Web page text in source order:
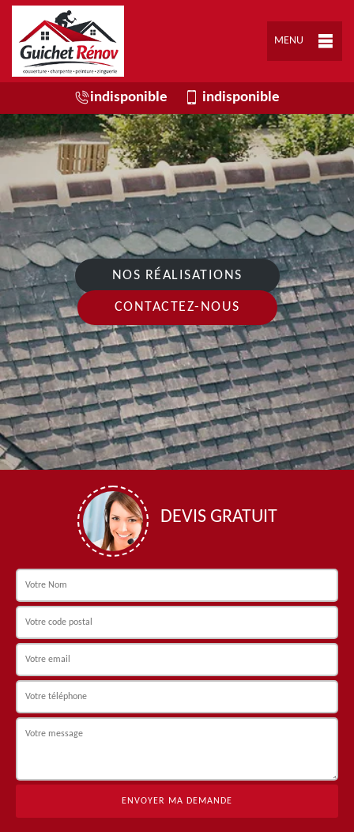
MENU
indisponible indisponible
NOS RÉALISATIONS
CONTACTEZ-NOUS
DEVIS GRATUIT